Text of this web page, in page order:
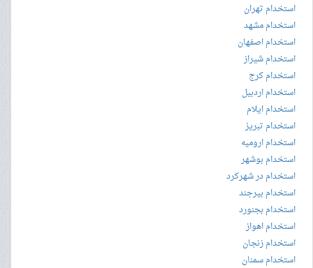
استخدام تهران
استخدام مشهد
استخدام اصفهان
استخدام شیراز
استخدام کرج
استخدام اردبیل
استخدام ایلام
استخدام تبریز
استخدام ارومیه
استخدام بوشهر
استخدام در شهرکرد
استخدام بیرجند
استخدام بجنورد
استخدام اهواز
استخدام زنجان
استخدام سمنان